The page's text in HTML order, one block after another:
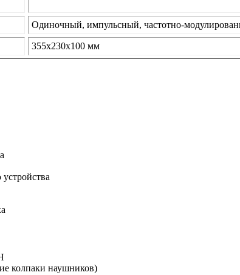
Одиночный, импульсный, частотно-
355х230х100 мм
колпаки наушников)